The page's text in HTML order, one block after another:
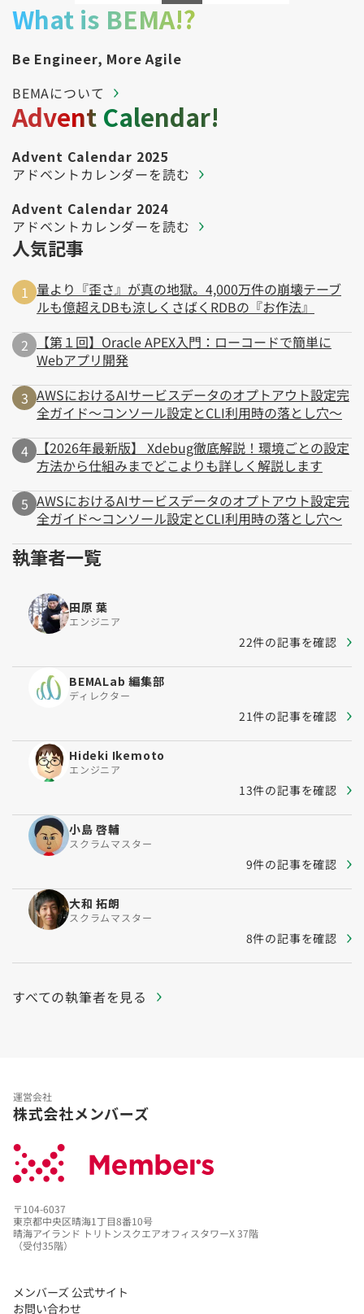
What is BEMA!?
Be Engineer, More Agile
BEMAについて
Advent Calendar!
Advent Calendar 2025
アドベントカレンダーを読む
Advent Calendar 2024
アドベントカレンダーを読む
人気記事
量より『歪さ』が真の地獄。4,000万件の崩壊テーブ
ルも億超えDBも涼しくさばくRDBの『お作法』
【第１回】Oracle APEX入門：ローコードで簡単に
Webアプリ開発
AWSにおけるAIサービスデータのオプトアウト設定完
全ガイド～コンソール設定とCLI利用時の落とし穴～
【2026年最新版】 Xdebug徹底解説！環境ごとの設定
方法から仕組みまでどこよりも詳しく解説します
AWSにおけるAIサービスデータのオプトアウト設定完
全ガイド～コンソール設定とCLI利用時の落とし穴～
執筆者一覧
田原 葉
エンジニア
22件の記事を確認
BEMALab 編集部
ディレクター
21件の記事を確認
Hideki Ikemoto
エンジニア
13件の記事を確認
小島 啓輔
スクラムマスター
9件の記事を確認
大和 拓朗
スクラムマスター
8件の記事を確認
すべての執筆者を見る
運営会社
株式会社メンバーズ
〒104-6037
東京都中央区晴海1丁目8番10号
晴海アイランド トリトンスクエアオフィスタワーX 37階
（受付35階）
メンバーズ 公式サイト
お問い合わせ